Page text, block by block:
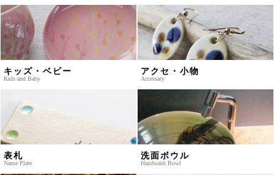
キッズ・ベビー
Kids and Baby
アクセ・小物
Accessary
表札
Name Plate
洗面ボウル
Handwash Bowl